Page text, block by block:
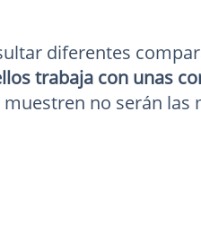
diferentes
trabaja con unas
no serán las